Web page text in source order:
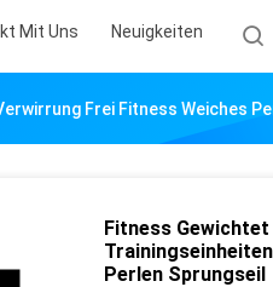
Mit Uns Neuigkeiten
Frei Fitness Weiches
Fitness
Perlen Sprungseil